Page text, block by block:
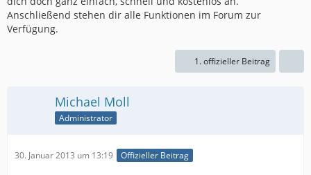
Anschließend stehen dir alle Funktionen im Forum zur
Verfügung.
1. offizieller Beitrag
Michael Moll
Administrator
30. Januar 2013 um 13:19 Offizieller Beitrag